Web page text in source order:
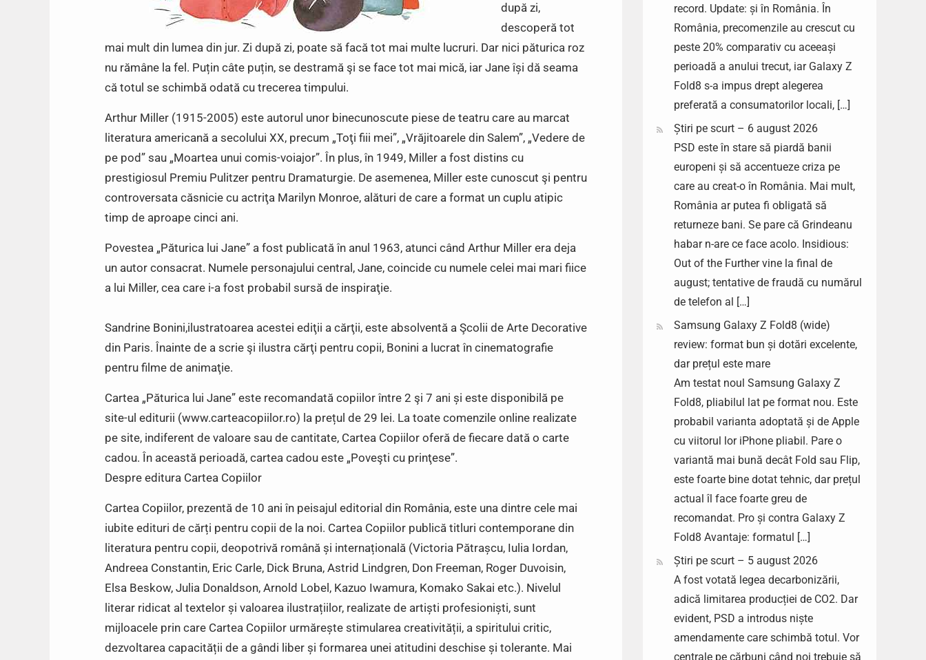
după zi,
descoperă tot
mai mult din lumea din jur. Zi după zi, poate să facă tot mai multe lucruri. Dar nici păturica roz
nu rămâne la fel. Puțin câte puțin, se destramă şi se face tot mai mică, iar Jane își dă seama
că totul se schimbă odată cu trecerea timpului.
Arthur Miller (1915-2005) este autorul unor binecunoscute piese de teatru care au marcat
literatura americană a secolului XX, precum „Toţi fiii mei”, „Vrăjitoarele din Salem”, „Vedere de
pe pod” sau „Moartea unui comis-voiajor”. În plus, în 1949, Miller a fost distins cu
prestigiosul Premiu Pulitzer pentru Dramaturgie. De asemenea, Miller este cunoscut şi pentru
controversata căsnicie cu actriţa Marilyn Monroe, alături de care a format un cuplu atipic
timp de aproape cinci ani.
Povestea „Păturica lui Jane” a fost publicată în anul 1963, atunci când Arthur Miller era deja
un autor consacrat. Numele personajului central, Jane, coincide cu numele celei mai mari fiice
a lui Miller, cea care i-a fost probabil sursă de inspiraţie.
Sandrine Bonini,ilustratoarea acestei ediţii a cărţii, este absolventă a Şcolii de Arte Decorative
din Paris. Înainte de a scrie şi ilustra cărţi pentru copii, Bonini a lucrat în cinematografie
pentru filme de animaţie.
Cartea „Păturica lui Jane” este recomandată copiilor între 2 şi 7 ani și este disponibilă pe
site-ul editurii (www.carteacopiilor.ro) la prețul de 29 lei. La toate comenzile online realizate
pe site, indiferent de valoare sau de cantitate, Cartea Copiilor oferă de fiecare dată o carte
cadou. În această perioadă, cartea cadou este „Poveşti cu prinţese”.
Despre editura Cartea Copiilor
Cartea Copiilor, prezentă de 10 ani în peisajul editorial din România, este una dintre cele mai
iubite edituri de cărți pentru copii de la noi. Cartea Copiilor publică titluri contemporane din
literatura pentru copii, deopotrivă română și internațională (Victoria Pătrașcu, Iulia Iordan,
Andreea Constantin, Eric Carle, Dick Bruna, Astrid Lindgren, Don Freeman, Roger Duvoisin,
Elsa Beskow, Julia Donaldson, Arnold Lobel, Kazuo Iwamura, Komako Sakai etc.). Nivelul
literar ridicat al textelor și valoarea ilustrațiilor, realizate de artiști profesioniști, sunt
mijloacele prin care Cartea Copiilor urmărește stimularea creativității, a spiritului critic,
dezvoltarea capacității de a gândi liber și formarea unei atitudini deschise și tolerante. Mai
record. Update: și în România. În
România, precomenzile au crescut cu
peste 20% comparativ cu aceeași
perioadă a anului trecut, iar Galaxy Z
Fold8 s-a impus drept alegerea
preferată a consumatorilor locali, […]
Știri pe scurt – 6 august 2026
PSD este în stare să piardă banii
europeni și să accentueze criza pe
care au creat-o în România. Mai mult,
România ar putea fi obligată să
returneze bani. Se pare că Grindeanu
habar n-are ce face acolo. Insidious:
Out of the Further vine la final de
august; tentative de fraudă cu numărul
de telefon al […]
Samsung Galaxy Z Fold8 (wide)
review: format bun și dotări excelente,
dar prețul este mare
Am testat noul Samsung Galaxy Z
Fold8, pliabilul lat pe format nou. Este
probabil varianta adoptată și de Apple
cu viitorul lor iPhone pliabil. Pare o
variantă mai bună decât Fold sau Flip,
este foarte bine dotat tehnic, dar prețul
actual îl face foarte greu de
recomandat. Pro și contra Galaxy Z
Fold8 Avantaje: formatul […]
Știri pe scurt – 5 august 2026
A fost votată legea decarbonizării,
adică limitarea producției de CO2. Dar
evident, PSD a introdus niște
amendamente care schimbă totul. Vor
centrale pe cărbuni când noi trebuie să